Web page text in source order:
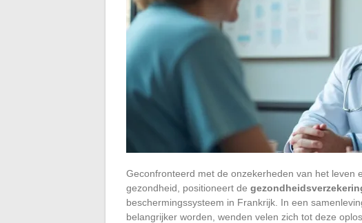
Geconfronteerd met de onzekerheden van het leven
gezondheid, positioneert de
beschermingssysteem in Frankrijk. In een
belangrijker worden, wenden velen zich tot deze